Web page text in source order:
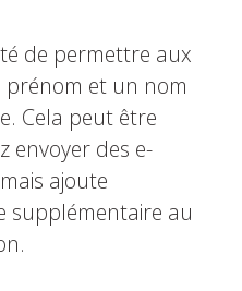
de permettre aux
prénom et un nom
Cela peut être
envoyer des e-
ajoute
supplémentaire au